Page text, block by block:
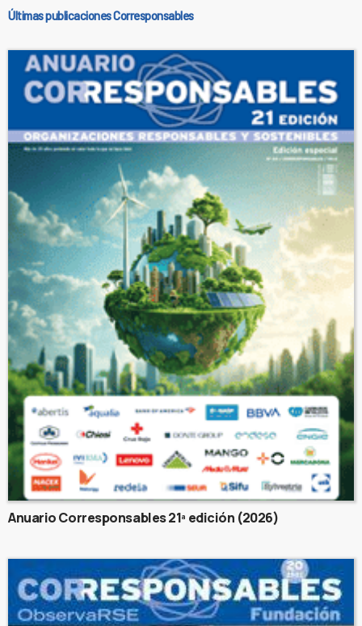
Últimas publicaciones Corresponsables
Anuario Corresponsables 21ª edición (2026)